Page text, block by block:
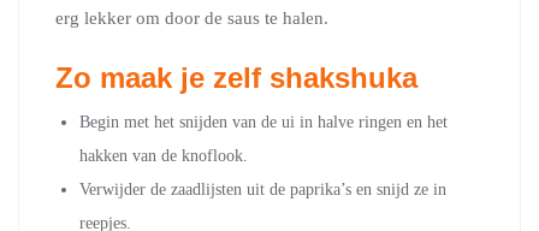
erg lekker om door de saus te halen.
Zo maak je zelf shakshuka
Begin met het snijden van de ui in halve ringen en het
hakken van de knoflook.
Verwijder de zaadlijsten uit de paprika’s en snijd ze in
reepjes.